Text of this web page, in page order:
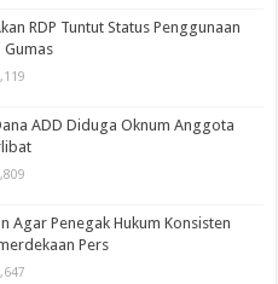
RDP Tuntut Status Penggunaan
Gumas
ADD Diduga Oknum Anggota
Agar Penegak Hukum Konsisten
Pers